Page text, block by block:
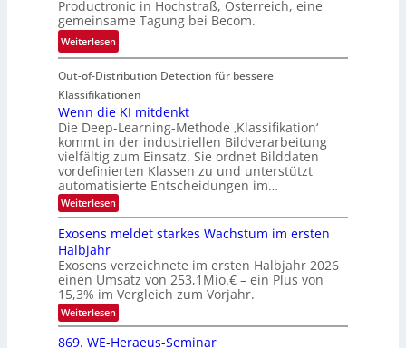
k
e
i
e
n
i
n
V
I
S
I
O
N
T
e
c
h
T
a
k
s
d
T
o
r
e
n
a
u
f
d
e
r
V
S
I
O
N
2
Productronic in Hochstraß, Österreich, eine
gemeinsame Tagung bei Becom.
Weiterlesen:
T
a
g
u
n
g
z
u
E
l
e
t
r
o
n
Out-of-Distribution Detection für bessere
Klassifikationen
Wenn die KI mitdenkt
Die Deep-Learning-Methode ‚Klassifikation‘
kommt in der industriellen Bildverarbeitung
vielfältig zum Einsatz. Sie ordnet Bilddaten
vordefinierten Klassen zu und unterstützt
automatisierte Entscheidungen im…
Weiterlesen:
W
n
d
i
e
K
I
m
i
Exosens meldet starkes Wachstum im ersten
Halbjahr
Exosens verzeichnete im ersten Halbjahr 2026
einen Umsatz von 253,1Mio.€ – ein Plus von
15,3% im Vergleich zum Vorjahr.
Weiterlesen:
E
x
869. WE-Heraeus-Seminar